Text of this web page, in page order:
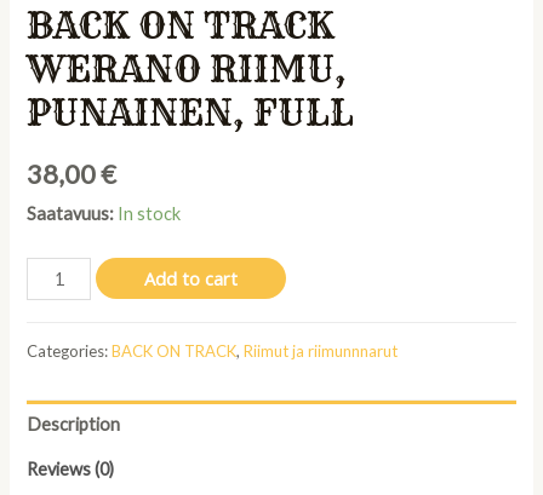
BACK ON TRACK
WERANO RIIMU,
PUNAINEN, FULL
38,00€
Saatavuus: In stock
Back
On
Werano
punainen,
full
quantity
Add to cart
Categories:BACK ON TRACK,Riimut ja riimunnnarut
Description
Reviews (0)